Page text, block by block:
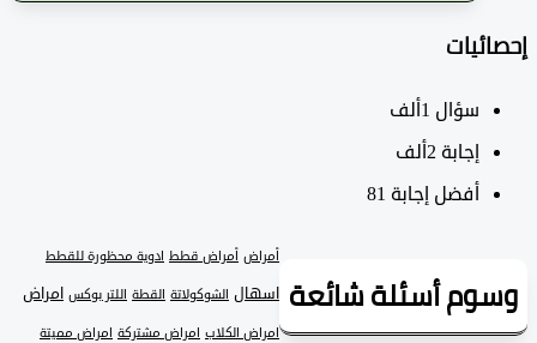
سؤال1ألف
‫إجابة 2ألف
أفضل إجابة 81
أسئلة شائعة
أمراض قطط ادوية محظورة للقطط
اسهال الشوكولاتة القطة اللتر بوكس امراض
امراض الكلاب امراض مشتركة امراض مميتة